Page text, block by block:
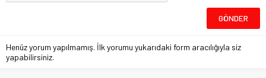
Henüz yorum yapılmamış. İlk yorumu yukarıdaki form aracılığıyla siz
yapabilirsiniz.